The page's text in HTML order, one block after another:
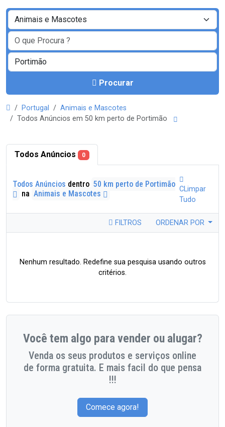
Procurar
Portugal
Animais e Mascotes
Todos Anúncios em 50 km perto de Portimão
Todos Anúncios 0
Todos Anúncios dentro 50 km perto de Portimão
na Animais e Mascotes
CLimpar
Tudo
FILTROS ORDENAR POR
Nenhum resultado. Redefine sua pesquisa usando outros
critérios.
Você tem algo para vender ou alugar?
Venda os seus produtos e serviços online
de forma gratuita. E mais facil do que pensa
!!!
Comece agora!